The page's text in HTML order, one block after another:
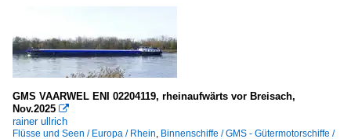
GMS VAARWEL ENI 02204119, rheinaufwärts vor Breisach,
Nov.2025 
rainer ullrich
Flüsse und Seen / Europa / Rhein, Binnenschiffe / GMS - Gütermotorschiffe /